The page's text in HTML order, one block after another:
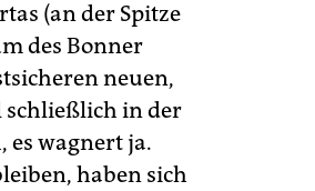
(an der Spitze
des Bonner
neuen,
schließlich in der
es wagnert ja.
haben sich